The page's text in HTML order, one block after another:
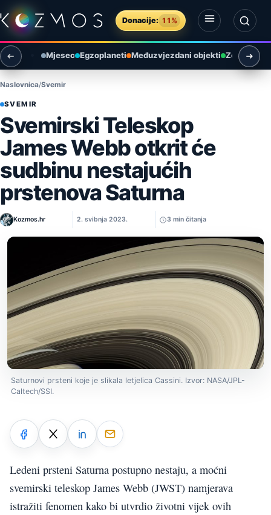
Preskoči na sadržaj
Donacije: 11%
Otvori izbornik
Otvori pretragu
Mjesec Egzoplaneti Međuzvjezdani objekti Zemlja i
Naslovnica Svemir
SVEMIR
Svemirski Teleskop
James Webb otkrit će
sudbinu nestajućih
prstenova Saturna
Kozmos.hr 2. svibnja 2023. 3 min čitanja
Saturnovi prsteni koje je slikala letjelica Cassini. Izvor: NASA/JPL-
Caltech/SSI.
Ledeni prsteni Saturna postupno nestaju, a moćni
svemirski teleskop James Webb (JWST) namjerava
istražiti fenomen kako bi utvrdio životni vijek ovih